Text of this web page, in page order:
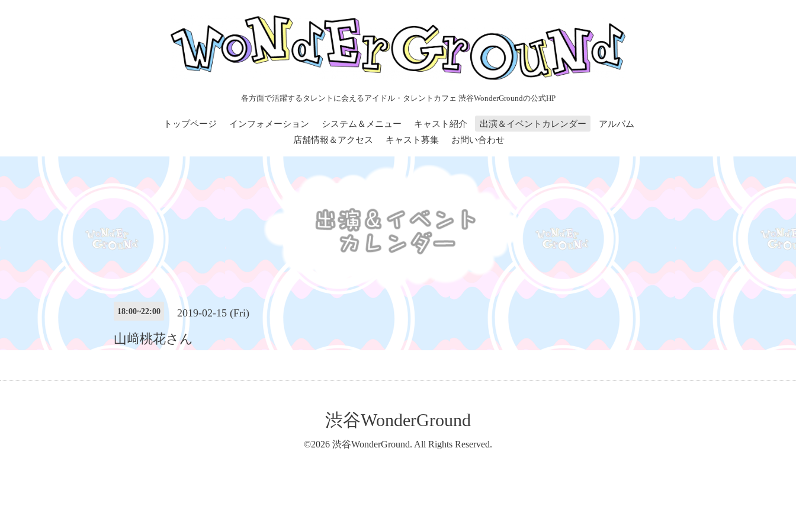
各方面で活躍するタレントに会えるアイドル・タレントカフェ 渋谷WonderGroundの公式HP
トップページ インフォメーション システム＆メニュー キャスト紹介 出演＆イベントカレンダー
アルバム
店舗情報＆アクセス
キャスト募集 お問い合わせ
18:00~22:00 2019-02-15 (Fri)
山﨑桃花さん
渋谷WonderGround
©2026 渋谷WonderGround. All Rights Reserved.